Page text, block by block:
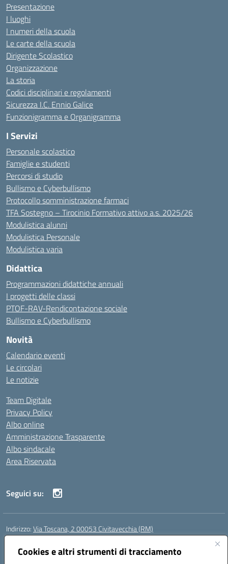
Cookies e altri strumenti di tracciamento
Presentazione
I luoghi
I numeri della scuola
Le carte della scuola
Dirigente Scolastico
Organizzazione
La storia
Codici disciplinari e regolamenti
Sicurezza I.C. Ennio Galice
Funzionigramma e Organigramma
I Servizi
Personale scolastico
Famiglie e studenti
Percorsi di studio
Bullismo e Cyberbullismo
Protocollo somministrazione farmaci
TFA Sostegno – Tirocinio Formativo attivo a.s. 2025/26
Modulistica alunni
Modulistica Personale
Modulistica varia
Didattica
Programmazioni didattiche annuali
I progetti delle classi
PTOF-RAV-Rendicontazione sociale
Bullismo e Cyberbullismo
Novità
Calendario eventi
Le circolari
Le notizie
Team Digitale
Privacy Policy
Albo online
Amministrazione Trasparente
Albo sindacale
Area Riservata
Seguici su:
Indirizzo:Via Toscana, 2 00053 Civitavecchia (RM)
Centralino:
Posta elettronica certificata (PEC):rmic8b900g@pec.istruzione.it